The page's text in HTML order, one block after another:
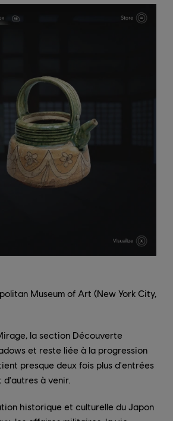
Museum of Art (New York City,
la section Découverte
et reste liée à la progression
presque deux fois plus d'entrées
à venir.
historique et culturelle du Japon